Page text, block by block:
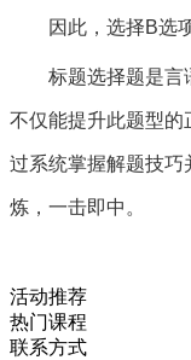
因此，选择B选项
标题选择题是言语
不仅能提升此题型的
过系统掌握解题技巧
炼，一击即中。
活动推荐
热门课程
联系方式